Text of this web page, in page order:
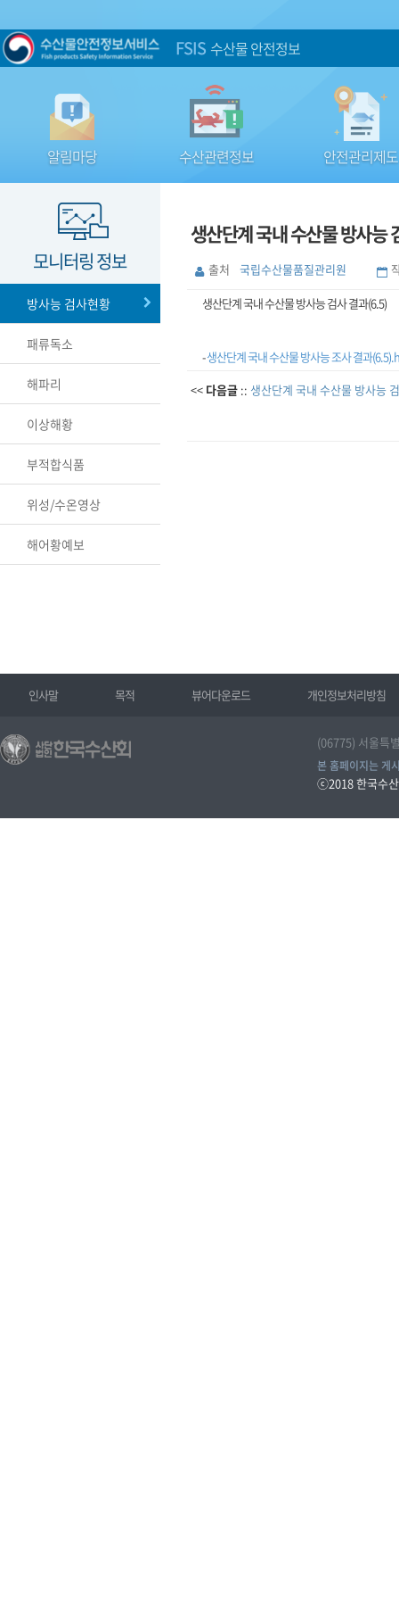
FSIS 수산물 안전정보
알림마당 수산관련정보 안전관리제도
모니터링 정보
방사능 검사현황
패류독소
해파리
이상해황
부적합식품
위성/수온영상
해어황예보
생산단계 국내 수산물 방사능
출처 국립수산물품질관리원
생산단계 국내 수산물 방사능 검사 결과(6.5)
-생산단계 국내 수산물 방사능 조사 결과
<< 다음글 :: 생산단계 국내 수산물 방사능
인사말 목적 뷰어다운로드 개인정보처리방침
(06775) 서울특
본 홈페이지는 게
ⓒ2018한국수